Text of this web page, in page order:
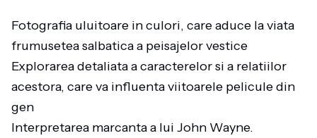
Fotografia uluitoare in culori, care aduce la viata
frumusetea salbatica a peisajelor vestice
Explorarea detaliata a caracterelor si a relatiilor
acestora, care va influenta viitoarele pelicule din
gen
Interpretarea marcanta a lui John Wayne.